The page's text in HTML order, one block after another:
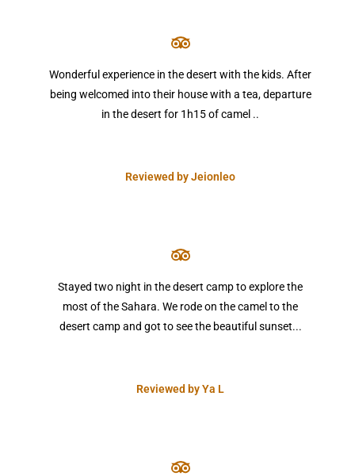
Wonderful experience in the desert with the kids. After
being welcomed into their house with a tea, departure
in the desert for 1h15 of camel ..
Reviewed by Jeionleo
Stayed two night in the desert camp to explore the
most of the Sahara. We rode on the camel to the
desert camp and got to see the beautiful sunset...
Reviewed by Ya L